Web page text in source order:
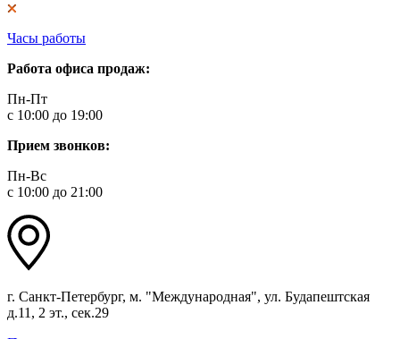
Часы работы
Работа офиса продаж:
Пн-Пт
с 10:00 до 19:00
Прием звонков:
Пн-Вс
с 10:00 до 21:00
г. Санкт-Петербург, м. "Международная", ул. Будапештская
д.11, 2 эт., сек.29